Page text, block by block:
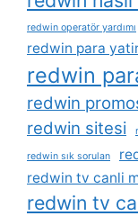
redwin operatör yardımı
redwin para
redwin
redwin
redwin sitesi
redwin sık sorulan
redwin tv canli
redwin tv